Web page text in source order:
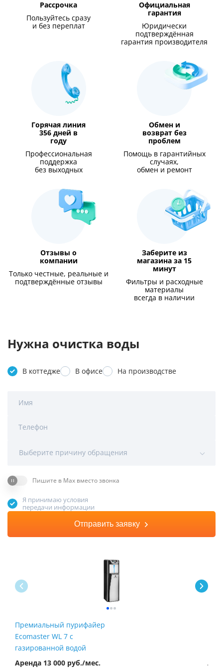
Рассрочка
Пользуйтесь сразу
и без переплат
Официальная
гарантия
Юридически
подтверждённая
гарантия производителя
Горячая линия
356 дней в
году
Профессиональная
поддержка
без выходных
Обмен и
возврат без
проблем
Помощь в гарантийных
случаях,
обмен и ремонт
Отзывы о
компании
Только честные, реальные и
подтверждённые отзывы
Заберите из
магазина за 15
минут
Фильтры и расходные
материалы
всегда в наличии
Нужна очистка воды
В коттедже В офисе На производстве
Имя
Телефон
Выберите причину обращения
Пишите в Max вместо звонка
Я принимаю условия
передачи информации
Отправить заявку
Премиальный пурифайер
Ecomaster WL 7 с
газированной водой
Аренда 13 000 руб./мес.